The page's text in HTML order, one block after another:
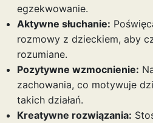
egzekwowanie.
Aktywne słuchanie:
rozmowy z dzieckiem, aby
rozumiane.
Pozytywne wzmocnienie:
zachowania, co motywuje
takich działań.
Kreatywne rozwiązania: